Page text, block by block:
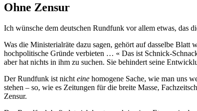
Ohne Zensur
Ich wünsche dem deutschen Rundfunk vor allem etwas, das
Was die Ministerialräte dazu sagen, gehört auf dasselbe
hochpolitische Gründe verbieten … « Das ist Schnick-
aber hat nichts in ihm zu suchen. Sie behindert seine
Der Rundfunk ist nicht eine homogene Sache, wie man uns
stehen – so, wie es Zeitungen für die breite Masse,
Zensur.